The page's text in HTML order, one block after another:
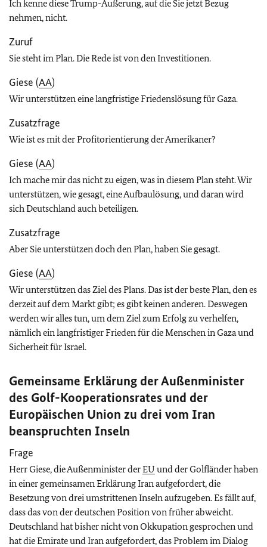
Ich kenne diese Trump-Äußerung, auf die Sie jetzt Bezug
nehmen, nicht.
Zuruf
Sie steht im Plan. Die Rede ist von den Investitionen.
Giese (AA)
Wir unterstützen eine langfristige Friedenslösung für Gaza.
Zusatzfrage
Wie ist es mit der Profitorientierung der Amerikaner?
Giese (AA)
Ich mache mir das nicht zu eigen, was in diesem Plan steht. Wir
unterstützen, wie gesagt, eine Aufbaulösung, und daran wird
sich Deutschland auch beteiligen.
Zusatzfrage
Aber Sie unterstützen doch den Plan, haben Sie gesagt.
Giese (AA)
Wir unterstützen das Ziel des Plans. Das ist der beste Plan, den es
derzeit auf dem Markt gibt; es gibt keinen anderen. Deswegen
werden wir alles tun, um dem Ziel zum Erfolg zu verhelfen,
nämlich ein langfristiger Frieden für die Menschen in Gaza und
Sicherheit für Israel.
Gemeinsame Erklärung der Außenminister
des Golf-Kooperationsrates und der
Europäischen Union zu drei vom Iran
beanspruchten Inseln
Frage
Herr Giese, die Außenminister derEU und der Golfländer haben
in einer gemeinsamen Erklärung Iran aufgefordert, die
Besetzung von drei umstrittenen Inseln aufzugeben. Es fällt auf,
dass das von der deutschen Position von früher abweicht.
Deutschland hat bisher nicht von Okkupation gesprochen und
hat die Emirate und Iran aufgefordert, das Problem im Dialog